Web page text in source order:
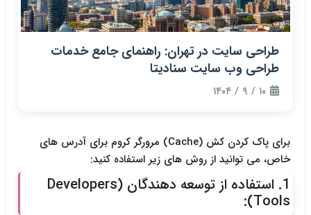
طراحی سایت در تهران: راهنمای جامع خدمات
طراحی وب سایت سنادیتا
۱۰ / ۹ / ۱۴۰۴
برای پاک کردن کش (Cache) مرورگر کروم برای آدرس های
خاص، می توانید از روش های زیر استفاده کنید:
1. استفاده از توسعه دهندگان (Developers
Tools):